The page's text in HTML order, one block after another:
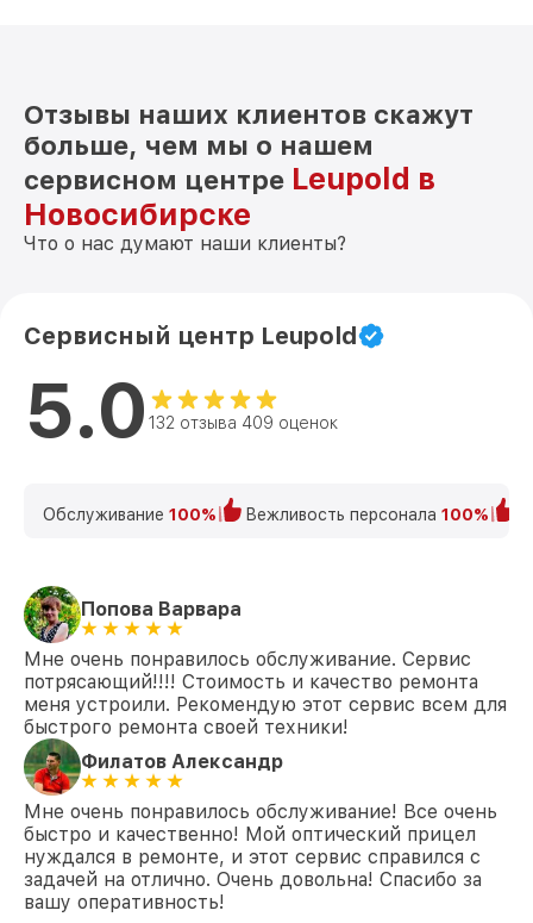
Отзывы наших клиентов скажут
больше, чем мы о нашем
сервисном центре Leupold в
Новосибирске
Что о нас думают наши клиенты?
Сервисный центр Leupold
5.0 132 отзыва 409 оценок
Обслуживание 100% Вежливость персонала 100%
Попова Варвара
Мне очень понравилось обслуживание. Сервис
потрясающий!!!! Стоимость и качество ремонта
меня устроили. Рекомендую этот сервис всем для
быстрого ремонта своей техники!
Филатов Александр
Мне очень понравилось обслуживание! Все очень
быстро и качественно! Мой оптический прицел
нуждался в ремонте, и этот сервис справился с
задачей на отлично. Очень довольна! Спасибо за
вашу оперативность!